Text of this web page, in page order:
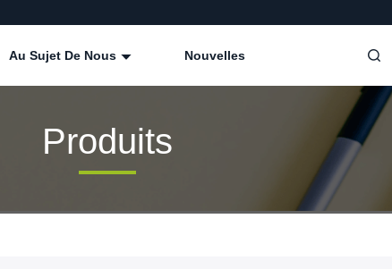
Au Sujet De Nous Nouvelles
Produits